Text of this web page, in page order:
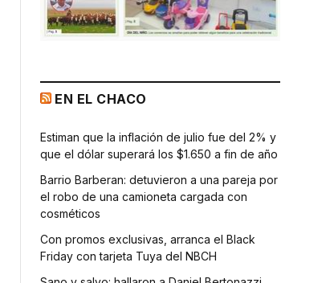
EN EL CHACO
Estiman que la inflación de julio fue del 2% y
que el dólar superará los $1.650 a fin de año
Barrio Barberan: detuvieron a una pareja por
el robo de una camioneta cargada con
cosméticos
Con promos exclusivas, arranca el Black
Friday con tarjeta Tuya del NBCH